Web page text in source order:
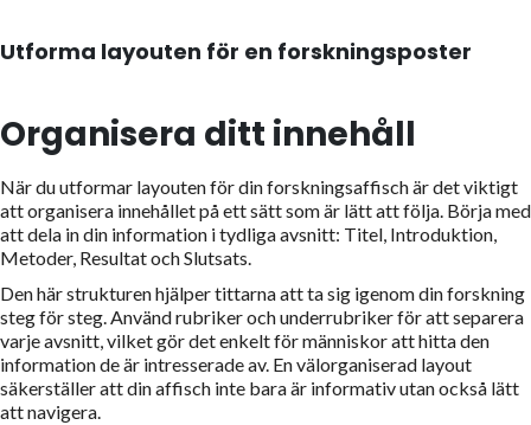
Utforma layouten för en forskningsposter
Organisera ditt innehåll
När du utformar layouten för din forskningsaffisch är det viktigt
att organisera innehållet på ett sätt som är lätt att följa. Börja med
att dela in din information i tydliga avsnitt: Titel, Introduktion,
Metoder, Resultat och Slutsats.
Den här strukturen hjälper tittarna att ta sig igenom din forskning
steg för steg. Använd rubriker och underrubriker för att separera
varje avsnitt, vilket gör det enkelt för människor att hitta den
information de är intresserade av. En välorganiserad layout
säkerställer att din affisch inte bara är informativ utan också lätt
att navigera.